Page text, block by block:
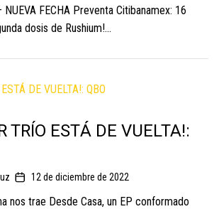
FECHA Preventa Citibanamex: 16
dosis de Rushium!...
TRÍO ESTÁ DE VUELTA!:
12 de diciembre de 2022
nos trae Desde Casa, un EP conformado